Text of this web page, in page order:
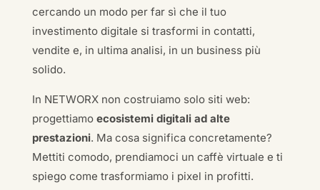
cercando un modo per far sì che il tuo
investimento digitale si trasformi in contatti,
vendite e, in ultima analisi, in un business più
solido.
In NETWORX non costruiamo solo siti web:
progettiamo ecosistemi digitali ad alte
prestazioni. Ma cosa significa concretamente?
Mettiti comodo, prendiamoci un caffè virtuale e ti
spiego come trasformiamo i pixel in profitti.